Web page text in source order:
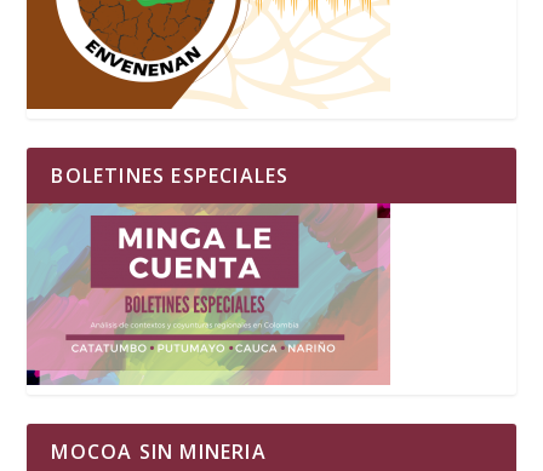
BOLETINES ESPECIALES
MOCOA SIN MINERIA